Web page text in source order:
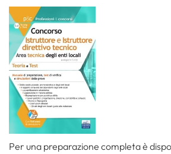
Per una preparazione completa è